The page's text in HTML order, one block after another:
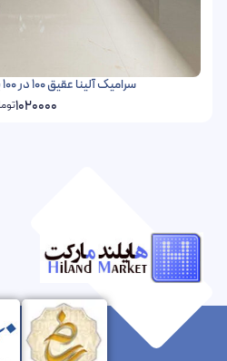
سرامیک آلینا عقیق 100 در 100 پرسلان نانو پولیش
1020000تومان